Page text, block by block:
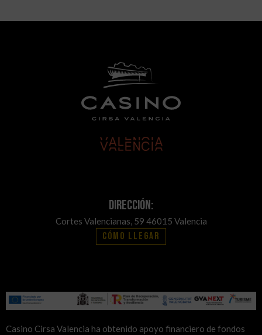
Dirección:
Cortes Valencianas, 59 46015 Valencia
Cómo llegar
Casino Cirsa Valencia ha obtenido apoyo financiero de fondos